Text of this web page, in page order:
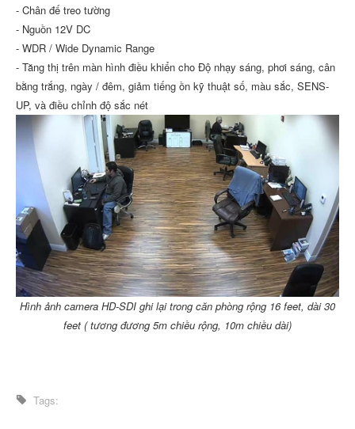
- Chân đế treo tường
- Nguồn 12V DC
- WDR / Wide Dynamic Range
- Tăng thị trên màn hình điều khiển cho Độ nhạy sáng, phơi sáng, cân
bằng trắng, ngày / đêm, giảm tiếng ồn kỹ thuật số, màu sắc, SENS-
UP, và điều chỉnh độ sắc nét
Hình ảnh camera HD-SDI ghi lại trong căn phòng rộng 16 feet, dài 30
feet ( tương đương 5m chiều rộng, 10m chiều dài)
Tags: